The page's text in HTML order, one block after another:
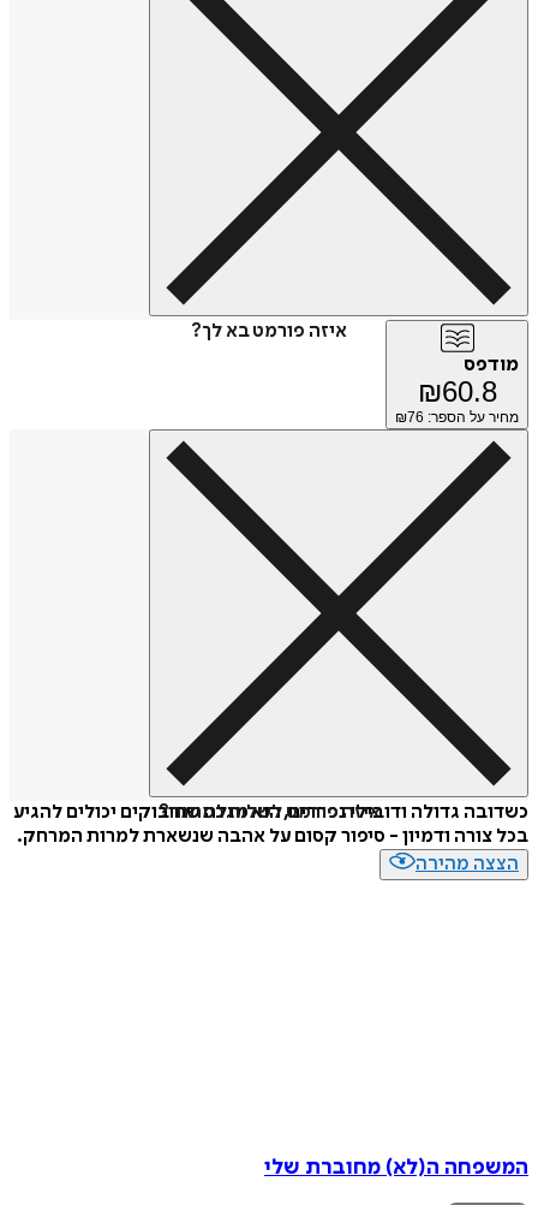
איזה פורמט בא לך?
מודפס
₪60.8
מחיר על הספר: ₪ 76
איזה פורמט לשלוח כמתנה?
כשדובה גדולה ודובילי נפרדים, הוא מגלה שחיבוקים יכולים להגיע
בכל צורה ודמיון - סיפור קסום על אהבה שנשארת למרות המרחק.
הצצה מהירה
המשפחה ה(לא) מחוברת שלי